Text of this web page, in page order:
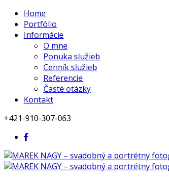
Home
Portfólio
Informácie
O mne
Ponuka služieb
Cenník služieb
Referencie
Časté otázky
Kontakt
+421-910-307-063